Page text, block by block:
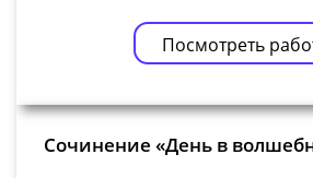
Посмотреть
Сочинение «День в